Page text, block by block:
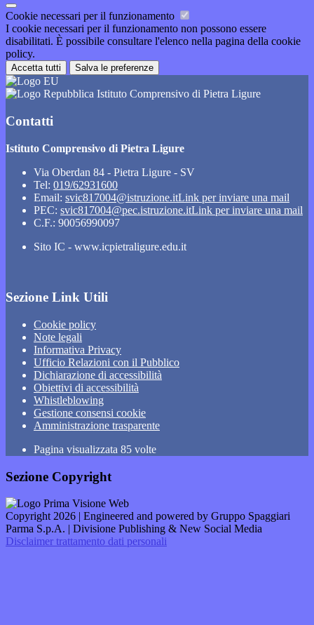
Cookie necessari per il funzionamento
I cookie necessari per il funzionamento non possono essere
disabilitati. È possibile consultare l'elenco nella pagina della cookie
policy.
Accetta tutti Salva le preferenze
Istituto Comprensivo di Pietra Ligure
Contatti
Istituto Comprensivo di Pietra Ligure
Via Oberdan 84 - Pietra Ligure - SV
Tel: 019/62931600
Email: svic817004@istruzione.itLink per inviare una mail
PEC: svic817004@pec.istruzione.itLink per inviare una mail
C.F.: 90056990097
Sito IC - www.icpietraligure.edu.it
Sezione Link Utili
Cookie policy
Note legali
Informativa Privacy
Ufficio Relazioni con il Pubblico
Dichiarazione di accessibilità
Obiettivi di accessibilità
Whistleblowing
Gestione consensi cookie
Amministrazione trasparente
Pagina visualizzata 85 volte
Sezione Copyright
Copyright 2026 | Engineered and powered by Gruppo Spaggiari
Parma S.p.A. | Divisione Publishing & New Social Media
Disclaimer trattamento dati personali